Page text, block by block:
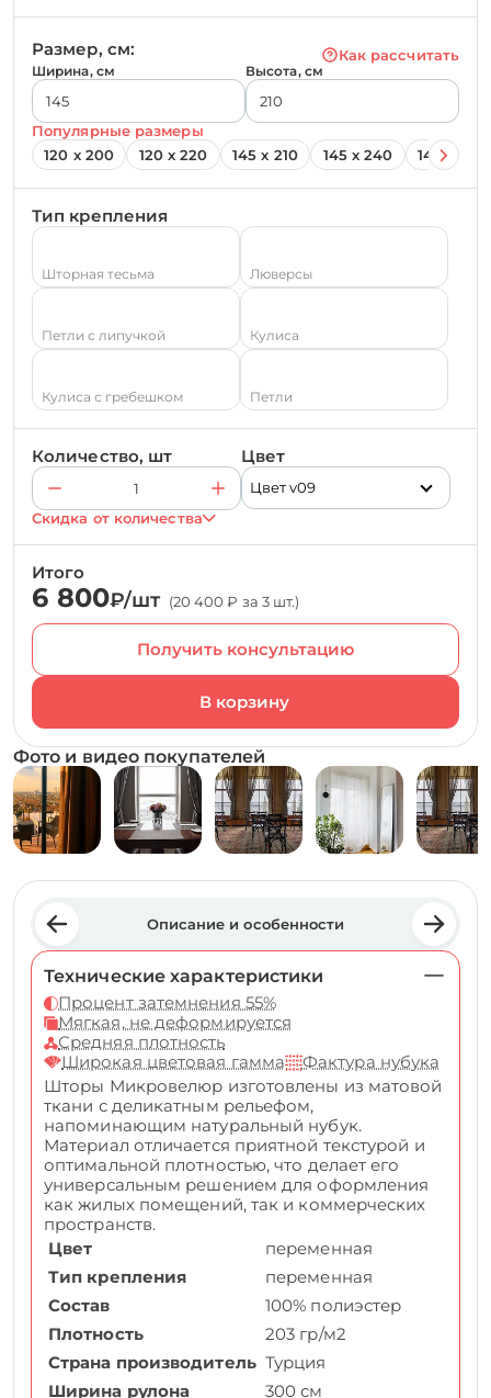
Размер, см: Как рассчитать
Ширина, см Высота, см
Популярные размеры
120 х 200
120 х 220 145 х 210 145 х 240 145 х 260
Тип крепления
Шторная тесьма Люверсы
Петли с липучкой Кулиса
Кулиса с гребешком Петли
Количество, шт Цвет
Цвет v09
Скидка от количества
Итого
6 800₽/шт (20 400 ₽ за 3 шт.)
Получить консультацию
Фото и видео покупателей
Описание и особенности
Технические характеристики
Процент затемнения 55%
Мягкая, не деформируется
Средняя плотность
Широкая цветовая гамма
Фактура нубука
Шторы Микровелюр изготовлены из матовой
ткани с деликатным рельефом,
напоминающим натуральный нубук.
Материал отличается приятной текстурой и
оптимальной плотностью, что делает его
универсальным решением для оформления
как жилых помещений, так и коммерческих
пространств.
Цвет
переменная
Тип крепления
переменная
Состав
100% полиэстер
Плотность
203 гр/м2
Страна производитель Турция
Ширина рулона
300 см